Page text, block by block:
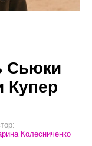
Сьюки
Купер
Колесниченко